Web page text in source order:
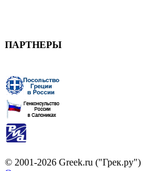
ПАРТНЕРЫ
© 2001-2026 Greek.ru ("Грек.ру")